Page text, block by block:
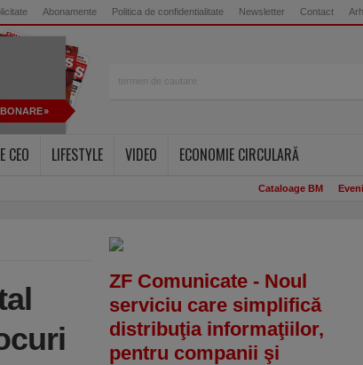
Abonamente Politica de confidentialitate Newsletter Contact
CEO LIFESTYLE VIDEO
ECONOMIE CIRCULARĂ
Cataloage BM
ZF Comunicate - Noul
serviciu care simplifică
distribuţia informaţiilor,
pentru companii şi